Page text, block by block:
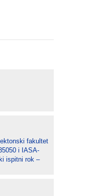
fakultet
i IASA-
ispitni rok –